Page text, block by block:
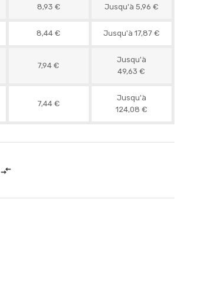
8,93 € Jusqu'à 5,96 €
8,44 € Jusqu'à 17,87 €
7,94 €
Jusqu'à
49,63 €
7,44 €
Jusqu'à
124,08 €
